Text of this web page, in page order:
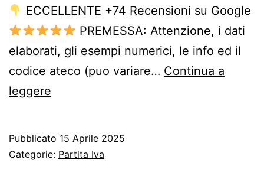
ECCELLENTE +74 Recensioni su Google
PREMESSA: Attenzione, i dati
elaborati, gli esempi numerici, le info ed il
codice ateco (puo variare… Continua a
leggere
Pubblicato 15 Aprile 2025
Categorie: Partita Iva